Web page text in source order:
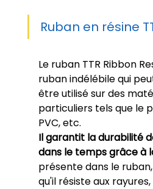
Ruban en résine
Le ruban TTR Ribbon
ruban indélébile qui
être utilisé sur des
particuliers tels que le
PVC, etc.
Il garantit la durabilité
dans le temps grâce à
présente dans le
qu'il résiste aux